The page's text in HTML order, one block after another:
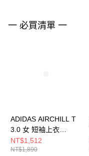
一 必買清單 一
ADIDAS AIRCHILL T
3.0 女 短袖上衣
KS8952
NT$1,512
NT$1,890